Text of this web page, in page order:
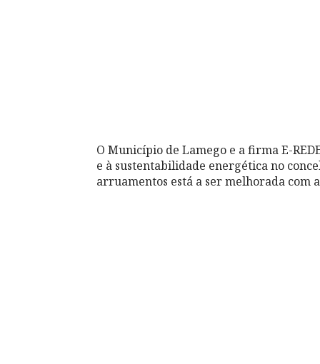
O Município de Lamego e a firma E-
e à sustentabilidade energética no
arruamentos está a ser melhorada com